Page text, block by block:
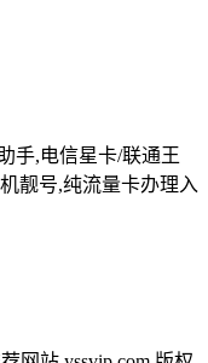
手,电信星卡/联通王
靓号,纯流量卡办理入